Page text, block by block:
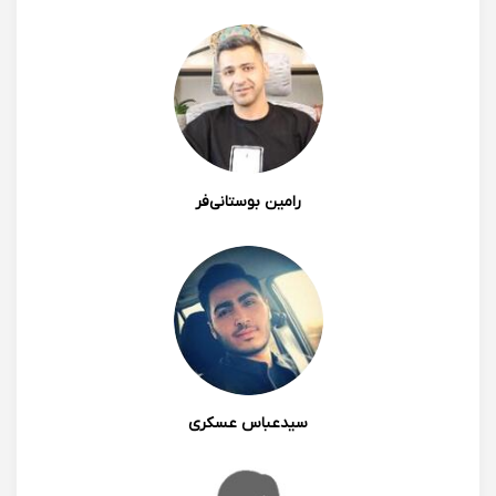
با درود بنده در کلاس بازار رمزارزهای استاد واقع‌طلب شرکت
کردم. استاد مفاهیم را با دید باز و متفاوت آموزش می‌دهند و
شیوه تدریس مختص به خودشان را دارند. نحوه برخورد
ایشان با چالش‌های بازار نیز بسیار هوشمندانه و تحلیلی
است. ایشان به جای ارائه الگوهای کلیشه‌ای، تلاش می‌کنند
تا دانشجویان را با درک عمیق‌تری از روندهای بازار،
روان‌شناسی تریدرها و مدیریت ریسک آشنا کنند. همچنین، با
ارائه مثال‌های واقعی و بررسی داده‌های به‌روز، فضایی برای
یادگیری عملی و تصمیم‌گیری آگاهانه فراهم می‌کنند.
رامین بوستانی‌فر
سیدعباس عسکری